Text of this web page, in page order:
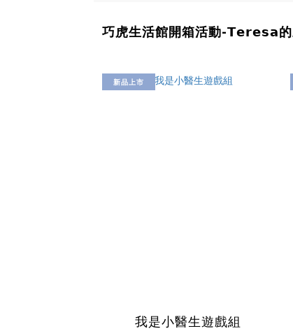
巧虎生活館開箱活動-𝗧𝗲𝗿𝗲𝘀𝗮
新品上市
我是小醫生遊戲組